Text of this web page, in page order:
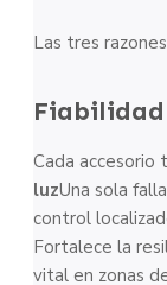
Las tres
Fiabilidad
Cada accesorio
luzUna sola
control
Fortalece la
vital en zonas